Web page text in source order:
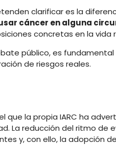
clarificar es la
cáncer en alguna
concretas en la vida
público, es
de riesgos reales.
la propia IARC ha
La reducción del ritmo de
y, con ello, la adopción